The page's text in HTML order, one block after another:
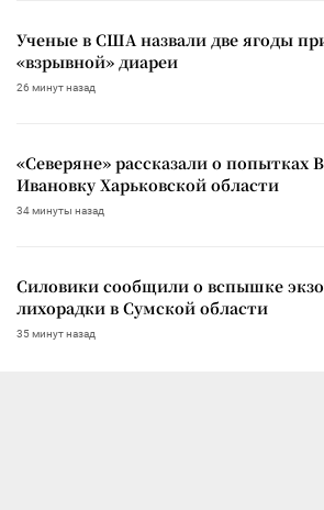
Ученые в США назвали две ягоды
«взрывной» диареи
26 минут назад
«Северяне» рассказали о попытках
Ивановку Харьковской области
34 минуты назад
Силовики сообщили о вспышке
лихорадки в Сумской области
35 минут назад